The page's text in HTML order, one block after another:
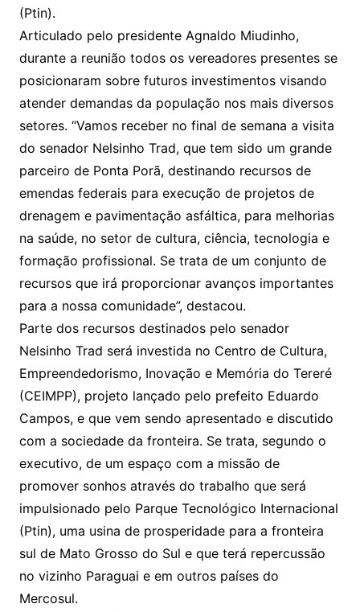
(Ptin).
Articulado pelo presidente Agnaldo Miudinho,
durante a reunião todos os vereadores presentes se
posicionaram sobre futuros investimentos visando
atender demandas da população nos mais diversos
setores. “Vamos receber no final de semana a visita
do senador Nelsinho Trad, que tem sido um grande
parceiro de Ponta Porã, destinando recursos de
emendas federais para execução de projetos de
drenagem e pavimentação asfáltica, para melhorias
na saúde, no setor de cultura, ciência, tecnologia e
formação profissional. Se trata de um conjunto de
recursos que irá proporcionar avanços importantes
para a nossa comunidade”, destacou.
Parte dos recursos destinados pelo senador
Nelsinho Trad será investida no Centro de Cultura,
Empreendedorismo, Inovação e Memória do Tereré
(CEIMPP), projeto lançado pelo prefeito Eduardo
Campos, e que vem sendo apresentado e discutido
com a sociedade da fronteira. Se trata, segundo o
executivo, de um espaço com a missão de
promover sonhos através do trabalho que será
impulsionado pelo Parque Tecnológico Internacional
(Ptin), uma usina de prosperidade para a fronteira
sul de Mato Grosso do Sul e que terá repercussão
no vizinho Paraguai e em outros países do
Mercosul.